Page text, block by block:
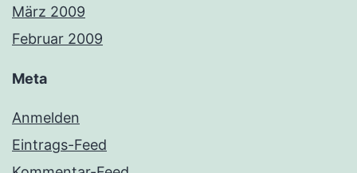
März 2009
Februar 2009
Meta
Anmelden
Eintrags-Feed